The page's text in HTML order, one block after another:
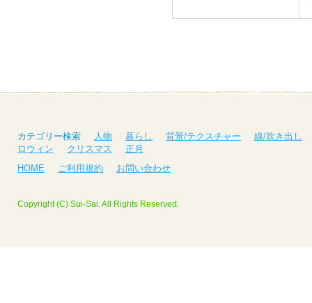
カテゴリー検索 人物 暮らし 背景/テクスチャー
線/吹き出し
ロウィン
クリスマス
正月
HOME
ご利用規約 お問い合わせ
Copyright (C) Sui-Sai. All Rights Reserved.